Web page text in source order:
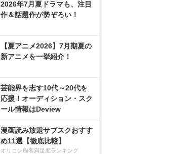
2026年7月夏ドラマも、注目
作＆話題作が勢ぞろい！
【夏アニメ2026】7月期夏の
新アニメを一挙紹介！
芸能界を志す10代～20代を
応援！オーディション・スク
ール情報はDeview
漫画読み放題サブスクおすす
め11選【徹底比較】
オリコン顧客満足度ランキング